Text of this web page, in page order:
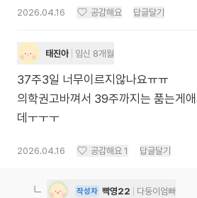
2026.04.16 공감해요 답글달기
태진아 임신 8개월
37주3일 너무이르지않나요ㅠㅠ
의학권고바껴서 39주까지는 품는게
데ㅜㅜㅜ
2026.04.16 공감해요 1 답글달기
작성자 빡영22 다둥이엄빠